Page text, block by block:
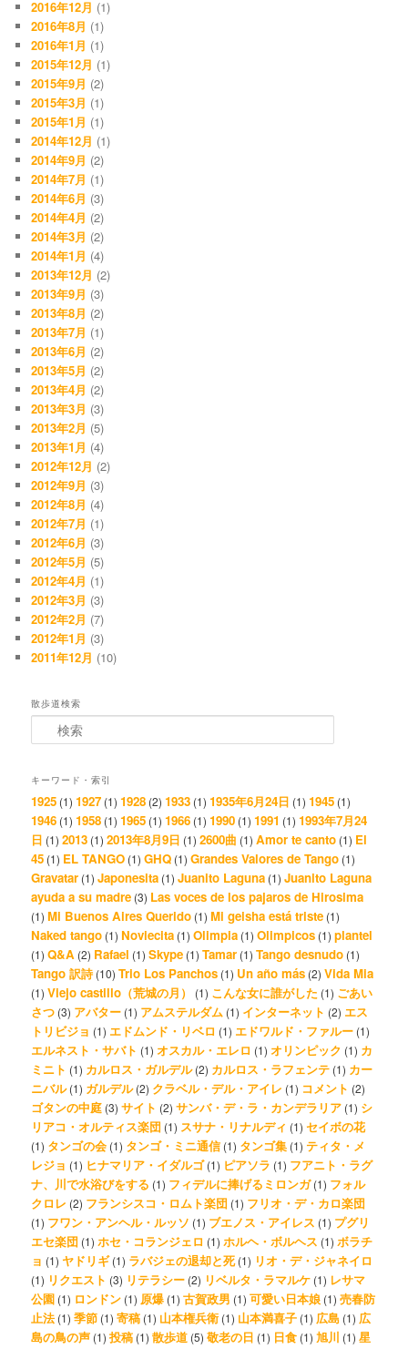
2016年12月 (1)
2016年8月 (1)
2016年1月 (1)
2015年12月 (1)
2015年9月 (2)
2015年3月 (1)
2015年1月 (1)
2014年12月 (1)
2014年9月 (2)
2014年7月 (1)
2014年6月 (3)
2014年4月 (2)
2014年3月 (2)
2014年1月 (4)
2013年12月 (2)
2013年9月 (3)
2013年8月 (2)
2013年7月 (1)
2013年6月 (2)
2013年5月 (2)
2013年4月 (2)
2013年3月 (3)
2013年2月 (5)
2013年1月 (4)
2012年12月 (2)
2012年9月 (3)
2012年8月 (4)
2012年7月 (1)
2012年6月 (3)
2012年5月 (5)
2012年4月 (1)
2012年3月 (3)
2012年2月 (7)
2012年1月 (3)
2011年12月 (10)
散歩道検索
キーワード・索引
1925 (1)1927 (1)1928 (2)1933 (1)1935年6月24日 (1)1945 (1)
1946 (1)1958 (1)1965 (1)1966 (1)1990 (1)1991 (1)1993年7月24
日 (1)2013 (1)2013年8月9日 (1)2600曲 (1)Amor te canto (1) El
45 (1) EL TANGO (1)GHQ (1)Grandes Valores de Tango (1)
Gravatar (1)Japonesita (1)Juanito Laguna (1)Juanito Laguna
ayuda a su madre (3) Las voces de los pajaros de Hirosima
(1)Mi Buenos Aires Querido (1)Mi geisha está triste (1)
Naked tango (1)Noviecita (1)Olimpia (1)Olimpicos (1)plantel
(1)Q&A (2) Rafael (1)Skype (1)Tamar (1)Tango desnudo (1)
Tango 訳詩 (10)Trio Los Panchos (1) Un año más (2)Vida Mia
(1)Viejo castillo（荒城の月） (1) こんな女に誰がした (1) ごあい
さつ (3) アバター (1) アムステルダム (1) インターネット (2) エス
トリビジョ (1) エドムンド・リベロ (1) エドワルド・ファルー (1)
エルネスト・サバト (1)オスカル・エレロ (1)オリンピック (1) カ
ミニト (1) カルロス・ガルデル(2) カルロス・ラフェンテ (1) カー
ニバル(1) ガルデル(2) クラベル・デル・アイレ (1) コメント (2)
ゴタンの中庭 (3)サイト (2)サンバ・デ・ラ・カンデラリア (1) シ
リアコ・オルティス楽団 (1) スサナ・リナルディ (1)セイボの花
(1) タンゴの会 (1) タンゴ・ミニ通信(1) タンゴ集 (1)ティタ・メ
レジョ (1) ヒナマリア・イダルゴ(1) ピアソラ (1) フアニト・ラグ
ナ、川で水浴びをする (1) フィデルに捧げるミロンガ(1) フォル
クロレ (2) フランシスコ・ロムト楽団 (1) フリオ・デ・カロ楽団
(1) フワン・アンヘル・ルッソ (1) ブエノス・アイレス (1) プグリ
エセ楽団 (1)ホセ・コランジェロ (1)ホルヘ・ボルヘス (1) ボラチ
ョ (1) ヤドリギ(1) ラバジェの退却と死(1) リオ・デ・ジャネイロ
(1) リクエスト (3) リテラシー (2) リベルタ・ラマルケ (1) レサマ
公園 (1) ロンドン (1) 原爆 (1)古賀政男 (1)可愛い日本娘 (1)売春防
止法(1)季節 (1)寄稿 (1) 山本権兵衛 (1) 山本満喜子 (1) 広島 (1) 広
島の鳥の声 (1)投稿 (1)散歩道 (5)敬老の日 (1) 日食 (1)旭川 (1)星